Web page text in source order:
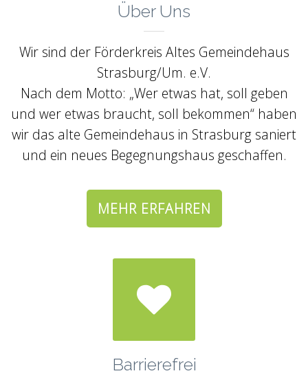
Über Uns
Wir sind der Förderkreis Altes Gemeindehaus
Strasburg/Um. e.V.
Nach dem Motto: „Wer etwas hat, soll geben
und wer etwas braucht, soll bekommen“ haben
wir das alte Gemeindehaus in Strasburg saniert
und ein neues Begegnungshaus geschaffen.
MEHR ERFAHREN

Barrierefrei